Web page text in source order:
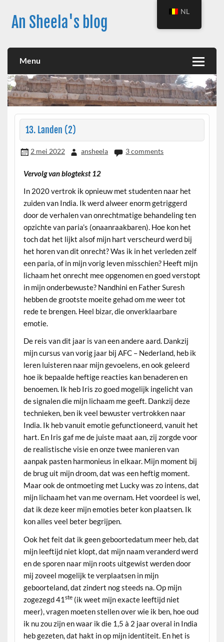
contentAn Sheela's blog
Menu
13. Landen (2)
2 mei 2022 ansheela 3 comments
Vervolg van blogtekst 12
In 2020 vertrok ik opnieuw met studenten naar het
zuiden van India. Ik werd alweer enorm getriggerd
door de verhalen van onrechtmatige behandeling ten
opzichte van paria’s (onaanraakbaren). Hoe kon het
toch dat het lijkt alsof mijn hart verscheurd werd bij
het horen van dit onrecht? Was ik in het verleden zelf
een paria, of in mijn vorig leven misschien? Heeft mijn
lichaam het onrecht mee opgenomen en goed verstopt
in mijn onderbewuste? Nandhini en Father Suresh
hebben de grootste moeite gehad om me weer tot
rede te brengen. Heel bizar, die onverklaarbare
emotie.
De reis van dit jaar is van een andere aard. Dankzij
mijn cursus van vorig jaar bij AFC – Nederland, heb ik
leren luisteren naar mijn gevoelens, en ook geleerd
hoe ik bepaalde heftige reacties kan benaderen en
benoemen. Ik heb Iris zo goed mogelijk ingelicht van
de signalen die mijn lichaam me geeft. Dankzij deze
technieken, ben ik veel bewuster vertrokken naar
India. Ik heb vanuit emotie gefunctioneerd, vanuit het
hart. En Iris gaf me de juiste maat aan, zij zorgde voor
de realistische visie en onze twee manieren van
aanpak pasten harmonieus in elkaar. Mijn moment bij
de brug uit mijn droom, dat was een heftig moment.
Maar ook de ontmoeting met Lucky was zo intens, dat
mijn lichaam het van me overnam. Het voordeel is wel,
dat ik deze keer mijn emoties beter kon plaatsen. Ik
kon alles veel beter begrijpen.
Ook het feit dat ik geen geboortedatum meer heb, dat
mijn leeftijd niet klopt, dat mijn naam veranderd werd
en de sporen naar mijn roots uitgewist werden door
mij zoveel mogelijk te verplaatsen in mijn
geboorteland, dat zindert nog steeds na. Op mijn
zogezegd 41 ste(ik weet mijn exacte leeftijd niet
meer), vragen moeten stellen over wie ik ben, hoe oud
ik nu zou zijn en waar ik die 1,5 à 2 jaar overal in India
heb gezeten, dat hakt in op mijn identiteit. En het is
NL